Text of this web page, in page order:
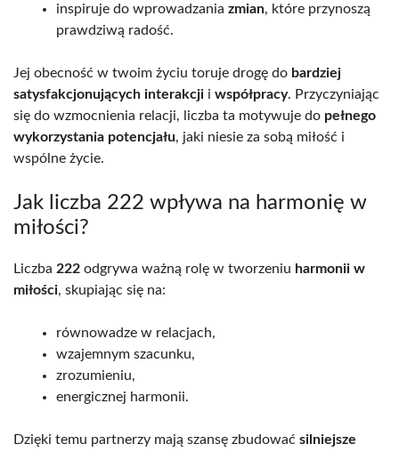
inspiruje do wprowadzania zmian, które przynoszą
prawdziwą radość.
Jej obecność w twoim życiu toruje drogę do bardziej
satysfakcjonujących interakcji i współpracy. Przyczyniając
się do wzmocnienia relacji, liczba ta motywuje do pełnego
wykorzystania potencjału, jaki niesie za sobą miłość i
wspólne życie.
Jak liczba 222 wpływa na harmonię w
miłości?
Liczba 222 odgrywa ważną rolę w tworzeniu harmonii w
miłości, skupiając się na:
równowadze w relacjach,
wzajemnym szacunku,
zrozumieniu,
energicznej harmonii.
Dzięki temu partnerzy mają szansę zbudować silniejsze